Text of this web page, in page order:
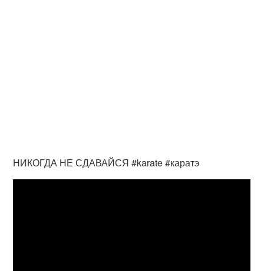
НИКОГДА НЕ СДАВАЙСЯ #karate #каратэ